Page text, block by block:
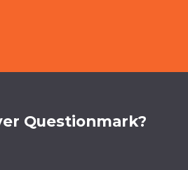
Questionmark?